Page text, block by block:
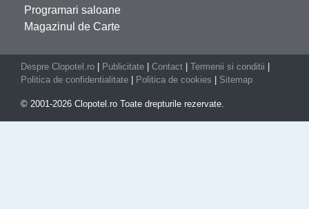
Programari saloane
Magazinul de Carte
Despre Clopotel.ro Publicitate Contact Termenii si conditii
Politica de confidentialitate
Politica de cookies Sitemap
© 2001-2026 Clopotel.ro Toate drepturile rezervate.